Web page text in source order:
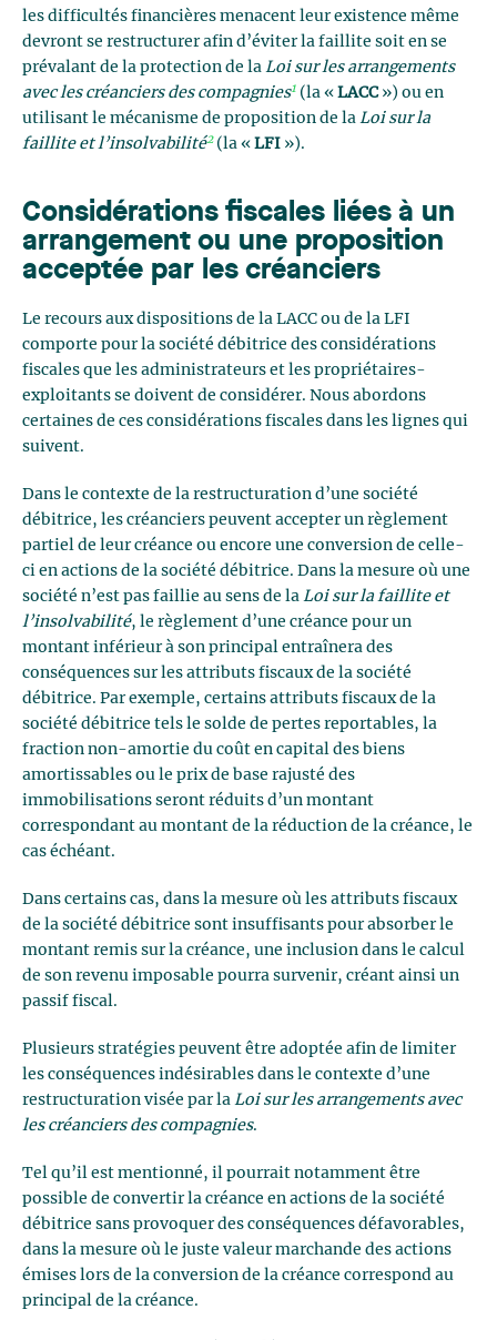
les difficultés financières menacent leur existence même
devront se restructurer afin d’éviter la faillite soit en se
prévalant de la protection de la Loi sur les arrangements
avec les créanciers des compagnies1 (la « LACC») ou en
utilisant le mécanisme de proposition de la Loi sur la
faillite et l’insolvabilité2(la « LFI »).
Considérations fiscales liées à un
arrangement ou une proposition
acceptée par les créanciers
Le recours aux dispositions de la LACC ou de la LFI
comporte pour la société débitrice des considérations
fiscales que les administrateurs et les propriétaires-
exploitants se doivent de considérer. Nous abordons
certaines de ces considérations fiscales dans les lignes qui
suivent.
Dans le contexte de la restructuration d’une société
débitrice, les créanciers peuvent accepter un règlement
partiel de leur créance ou encore une conversion de celle-
ci en actions de la société débitrice. Dans la mesure où une
société n’est pas faillie au sens de la Loi sur la faillite et
l’insolvabilité, le règlement d’une créance pour un
montant inférieur à son principal entraînera des
conséquences sur les attributs fiscaux de la société
débitrice. Par exemple, certains attributs fiscaux de la
société débitrice tels le solde de pertes reportables, la
fraction non-amortie du coût en capital des biens
amortissables ou le prix de base rajusté des
immobilisations seront réduits d’un montant
correspondant au montant de la réduction de la créance, le
cas échéant.
Dans certains cas, dans la mesure où les attributs fiscaux
de la société débitrice sont insuffisants pour absorber le
montant remis sur la créance, une inclusion dans le calcul
de son revenu imposable pourra survenir, créant ainsi un
passif fiscal.
Plusieurs stratégies peuvent être adoptée afin de limiter
les conséquences indésirables dans le contexte d’une
restructuration visée par la Loi sur les arrangements avec
les créanciers des compagnies.
Tel qu’il est mentionné, il pourrait notamment être
possible de convertir la créance en actions de la société
débitrice sans provoquer des conséquences défavorables,
dans la mesure où le juste valeur marchande des actions
émises lors de la conversion de la créance correspond au
principal de la créance.